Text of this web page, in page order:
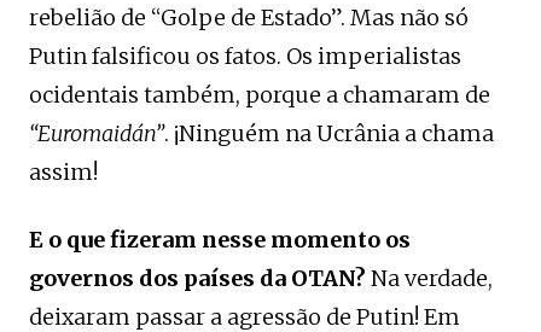
rebelião de “Golpe de Estado”. Mas não só
Putin falsificou os fatos. Os imperialistas
ocidentais também, porque a chamaram de
“Euromaidán”. ¡Ninguém na Ucrânia a chama
assim!
E o que fizeram nesse momento os
governos dos países da OTAN? Na verdade,
deixaram passar a agressão de Putin! Em